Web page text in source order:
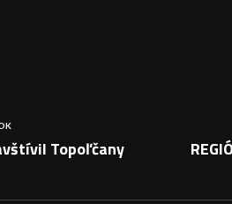
Topoľčany